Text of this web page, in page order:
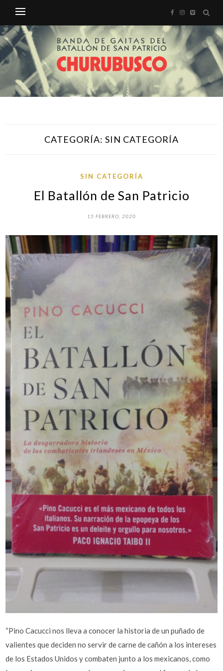
CATEGORÍA: SIN CATEGORÍA
SIN CATEGORÍA
El Batallón de San Patricio
15 FEBRERO, 2020
“Pino Cacucci nos lleva a conocer la historia de un puñado de
valientes que deciden no servir de carne de cañón a los intereses
de los Estados Unidos y combaten junto a los mexicanos, como